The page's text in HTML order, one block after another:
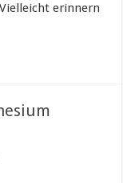
erinnern